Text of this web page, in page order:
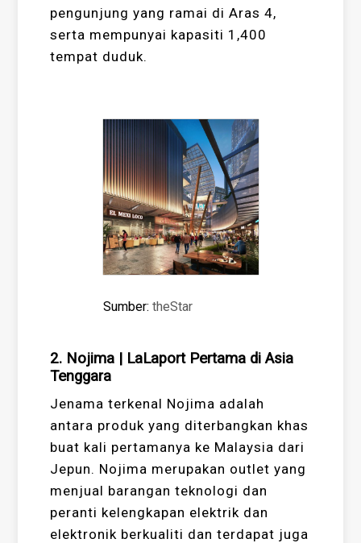
pengunjung yang ramai di Aras 4,
serta mempunyai kapasiti 1,400
tempat duduk.
Sumber: theStar
2. Nojima | LaLaport Pertama di Asia
Tenggara
Jenama terkenal Nojima adalah
antara produk yang diterbangkan khas
buat kali pertamanya ke Malaysia dari
Jepun. Nojima merupakan outlet yang
menjual barangan teknologi dan
peranti kelengkapan elektrik dan
elektronik berkualiti dan terdapat juga